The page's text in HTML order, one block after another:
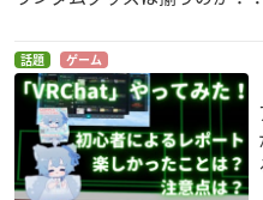
話題 ゲーム